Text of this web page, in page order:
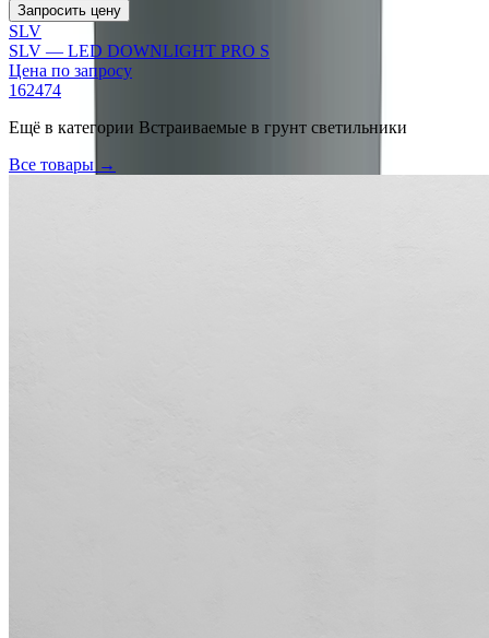
Запросить цену
SLV
SLV — LED DOWNLIGHT PRO S
Цена по запросу
162474
Ещё в категории Встраиваемые в грунт светильники
Все товары →